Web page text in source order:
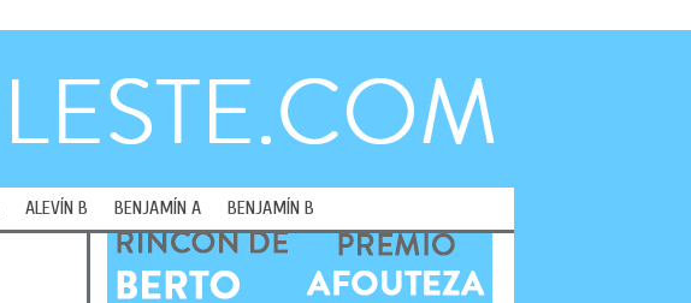
ALEVÍN B BENJAMÍN A BENJAMÍN B